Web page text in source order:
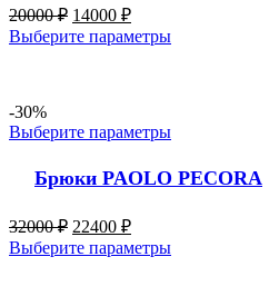
20000₽ 14000 ₽
Выберите параметры
-30%
Выберите параметры
Брюки PAOLO PECORA
32000₽ 22400 ₽
Выберите параметры